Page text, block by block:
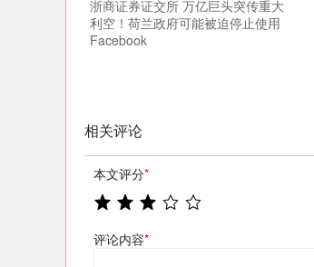
浙商证券证交所 万亿巨头突传重大
利空！荷兰政府可能被迫停止使用
Facebook
相关评论
本文评分*
评论内容*